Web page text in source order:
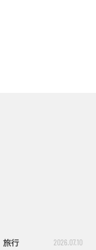
旅行 2026.07.10